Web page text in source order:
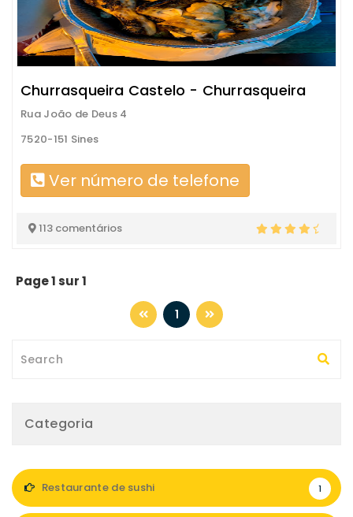
Churrasqueira Castelo - Churrasqueira
Rua João de Deus 4
7520-151 Sines
Ver número de telefone
113 comentários
Page 1 sur 1
1
Categoria
Restaurante de sushi 1